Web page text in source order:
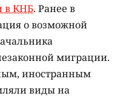
в КНБ. Ранее в
о возможной
миграции.
иностранным
виды на